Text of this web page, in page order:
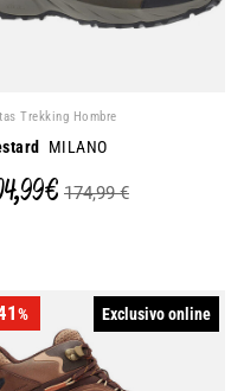
Trekking Hombre
MILANO
€ 174,99 €
% Exclusivo online